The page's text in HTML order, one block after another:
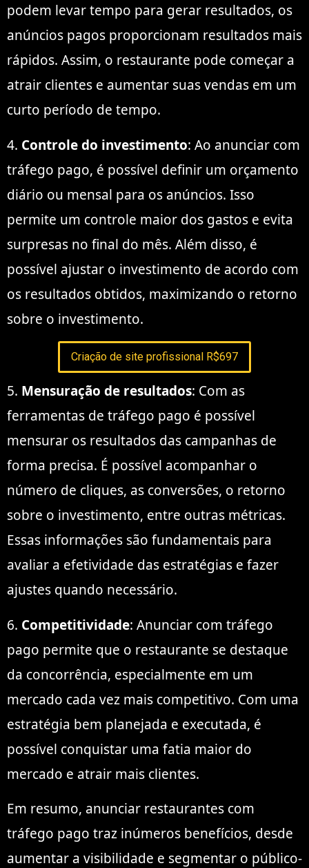
podem levar tempo para gerar resultados, os
anúncios pagos proporcionam resultados mais
rápidos. Assim, o restaurante pode começar a
atrair clientes e aumentar suas vendas em um
curto período de tempo.
4. Controle do investimento: Ao anunciar com
tráfego pago, é possível definir um orçamento
diário ou mensal para os anúncios. Isso
permite um controle maior dos gastos e evita
surpresas no final do mês. Além disso, é
possível ajustar o investimento de acordo com
os resultados obtidos, maximizando o retorno
sobre o investimento.
Criação de site profissional R$697
5. Mensuração de resultados: Com as
ferramentas de tráfego pago é possível
mensurar os resultados das campanhas de
forma precisa. É possível acompanhar o
número de cliques, as conversões, o retorno
sobre o investimento, entre outras métricas.
Essas informações são fundamentais para
avaliar a efetividade das estratégias e fazer
ajustes quando necessário.
6. Competitividade: Anunciar com tráfego
pago permite que o restaurante se destaque
da concorrência, especialmente em um
mercado cada vez mais competitivo. Com uma
estratégia bem planejada e executada, é
possível conquistar uma fatia maior do
mercado e atrair mais clientes.
Em resumo, anunciar restaurantes com
tráfego pago traz inúmeros benefícios, desde
aumentar a visibilidade e segmentar o público-